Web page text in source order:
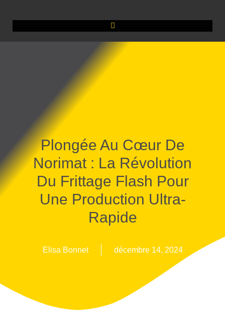
Plongée Au Cœur De
Norimat : La Révolution
Du Frittage Flash Pour
Une Production Ultra-
Rapide
Elisa Bonnet décembre 14, 2024